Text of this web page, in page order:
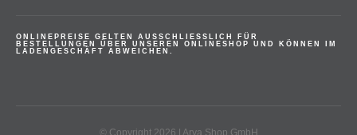
ONLINEPREISE GELTEN AUSSCHLIESSLICH FÜR
BESTELLUNGEN ÜBER UNSEREN ONLINESHOP UND KÖNNEN IM
LADENGESCHÄFT ABWEICHEN.
© Copyright 2026 | Arya Shop GmbH